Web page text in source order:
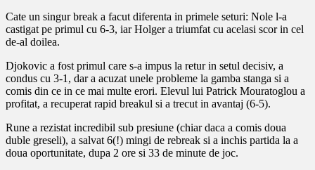
Cate un singur break a facut diferenta in primele seturi: Nole l-a
castigat pe primul cu 6-3, iar Holger a triumfat cu acelasi scor in cel
de-al doilea.
Djokovic a fost primul care s-a impus la retur in setul decisiv, a
condus cu 3-1, dar a acuzat unele probleme la gamba stanga si a
comis din ce in ce mai multe erori. Elevul lui Patrick Mouratoglou a
profitat, a recuperat rapid breakul si a trecut in avantaj (6-5).
Rune a rezistat incredibil sub presiune (chiar daca a comis doua
duble greseli), a salvat 6(!) mingi de rebreak si a inchis partida la a
doua oportunitate, dupa 2 ore si 33 de minute de joc.